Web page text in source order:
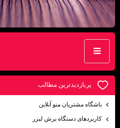
پربازديدترين مطالب
باشگاه مشتریان منو آنلاین
کاربردهای دستگاه برش لیزر